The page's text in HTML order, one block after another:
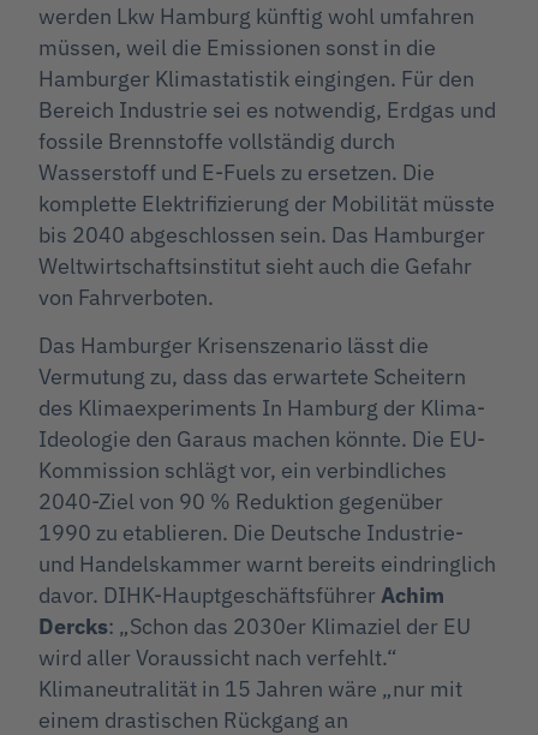
werden Lkw Hamburg künftig wohl umfahren
müssen, weil die Emissionen sonst in die
Hamburger Klimastatistik eingingen. Für den
Bereich Industrie sei es notwendig, Erdgas und
fossile Brennstoffe vollständig durch
Wasserstoff und E-Fuels zu ersetzen. Die
komplette Elektrifizierung der Mobilität müsste
bis 2040 abgeschlossen sein. Das Hamburger
Weltwirtschaftsinstitut sieht auch die Gefahr
von Fahrverboten.
Das Hamburger Krisenszenario lässt die
Vermutung zu, dass das erwartete Scheitern
des Klimaexperiments In Hamburg der Klima-
Ideologie den Garaus machen könnte. Die EU-
Kommission schlägt vor, ein verbindliches
2040-Ziel von 90 % Reduktion gegenüber
1990 zu etablieren. Die Deutsche Industrie-
und Handelskammer warnt bereits eindringlich
davor. DIHK-Hauptgeschäftsführer Achim
Dercks: „Schon das 2030er Klimaziel der EU
wird aller Voraussicht nach verfehlt.“
Klimaneutralität in 15 Jahren wäre „nur mit
einem drastischen Rückgang an